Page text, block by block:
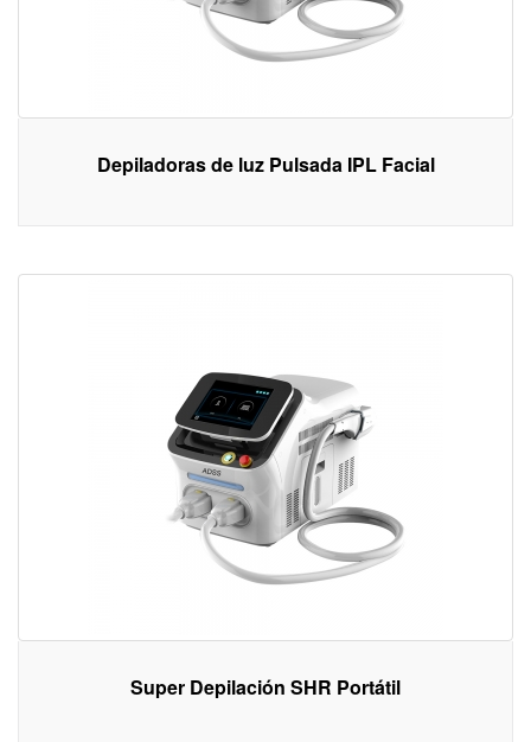
Depiladoras de luz Pulsada IPL Facial
Super Depilación SHR Portátil